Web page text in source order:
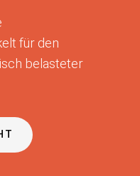
für den
belasteter